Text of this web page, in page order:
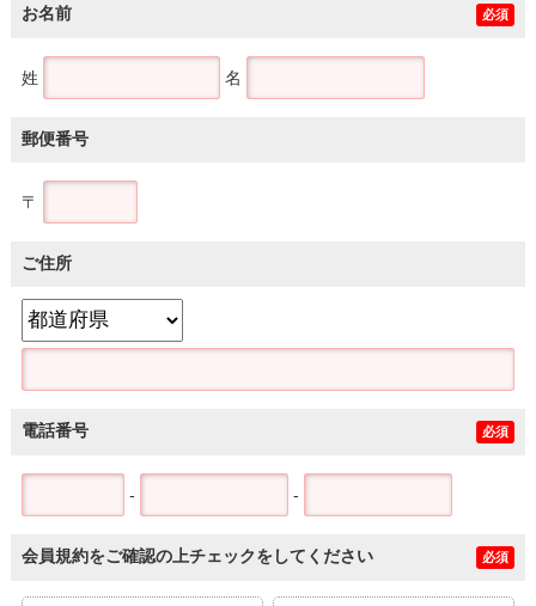
お名前 必須
姓 名
郵便番号
〒
ご住所
電話番号 必須
- -
会員規約をご確認の上チェックをしてください 必須